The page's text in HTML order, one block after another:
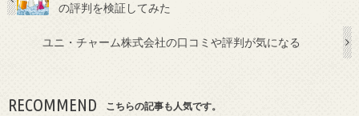
の評判を検証してみた
ユニ・チャーム株式会社の口コミや評判が気になる
RECOMMEND こちらの記事も人気です。